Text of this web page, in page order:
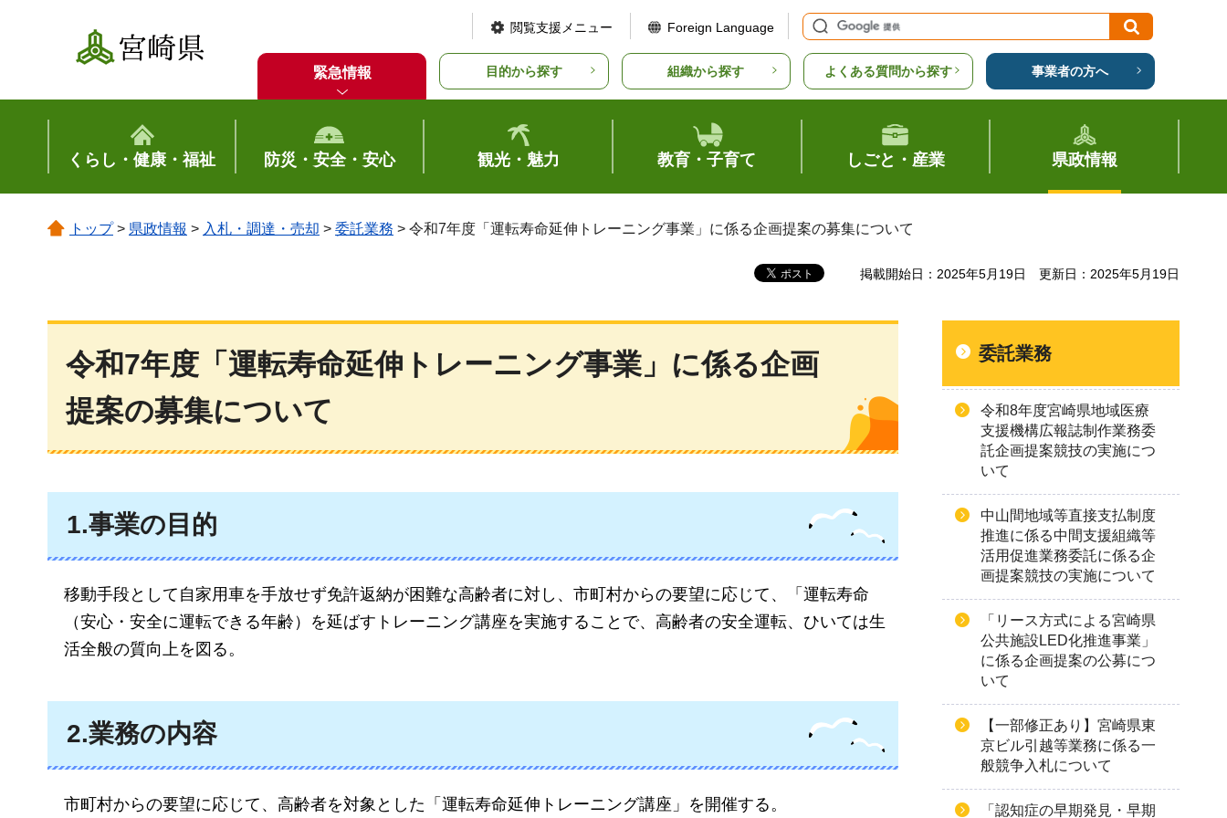
宮崎県
閲覧支援メニュー Foreign Language
緊急情報 目的から探す 組織から探す よくある質問から探す 事業者の方へ
くらし・健康・福祉 防災・安全・安心 観光・魅力 教育・子育て しごと・産業 県政情報
トップ> 県政情報 > 入札・調達・売却 > 委託業務 > 令和7年度「運転寿命延伸トレーニング事業」に係る企画提案の募集について
掲載開始日：2025年5月19日 更新日：2025年5月19日
令和7年度「運転寿命延伸トレーニング事業」に係る企画
提案の募集について
1.事業の目的
移動手段として自家用車を手放せず免許返納が困難な高齢者に対し、市町村からの要望に応じて、「運転寿命
（安心・安全に運転できる年齢）を延ばすトレーニング講座を実施することで、高齢者の安全運転、ひいては生
活全般の質向上を図る。
2.業務の内容
市町村からの要望に応じて、高齢者を対象とした「運転寿命延伸トレーニング講座」を開催する。
委託業務
令和8年度宮崎県地域医療
支援機構広報誌制作業務委
託企画提案競技の実施につ
いて
中山間地域等直接支払制度
推進に係る中間支援組織等
活用促進業務委託に係る企
画提案競技の実施について
「リース方式による宮崎県
公共施設LED化推進事業」
に係る企画提案の公募につ
いて
【一部修正あり】宮崎県東
京ビル引越等業務に係る一
般競争入札について
「認知症の早期発見・早期